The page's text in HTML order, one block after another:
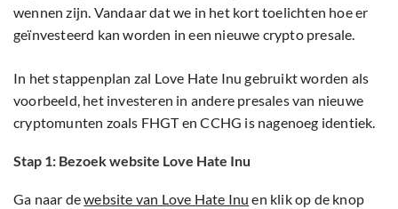
wennen zijn. Vandaar dat we in het kort toelichten hoe er
geïnvesteerd kan worden in een nieuwe crypto presale.
In het stappenplan zal Love Hate Inu gebruikt worden als
voorbeeld, het investeren in andere presales van nieuwe
cryptomunten zoals FHGT en CCHG is nagenoeg identiek.
Stap 1: Bezoek website Love Hate Inu
Ga naar dewebsite van Love Hate Inu en klik op de knop